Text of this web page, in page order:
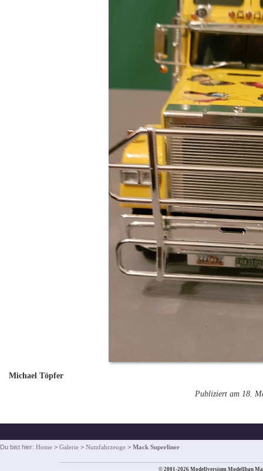
Michael Töpfer
Publiziert am 18.
Du bist hier: Home > Galerie > Nutzfahrzeuge > Mack Superliner
© 2001-2026 Modellversium Modellbau